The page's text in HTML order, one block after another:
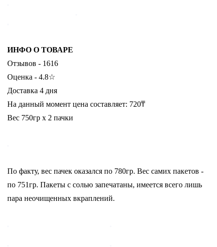
ИНФО О ТОВАРЕ
Отзывов - 1616
Оценка - 4.8☆
Доставка 4 дня
На данный момент цена составляет: 720₸
Вес 750гр х 2 пачки
По факту, вес пачек оказался по 780гр. Вес самих пакетов -
по 751гр. Пакеты с солью запечатаны, имеется всего лишь
пара неочищенных вкраплений.